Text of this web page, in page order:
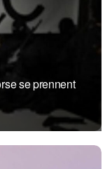
se prennent